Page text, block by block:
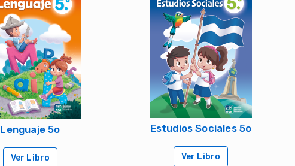
Lenguaje 5o
Ver Libro
Estudios Sociales 5o
Ver Libro